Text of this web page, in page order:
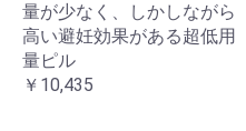
量が少なく、しかしながら
高い避妊効果がある超低用
量ピル
￥10,435